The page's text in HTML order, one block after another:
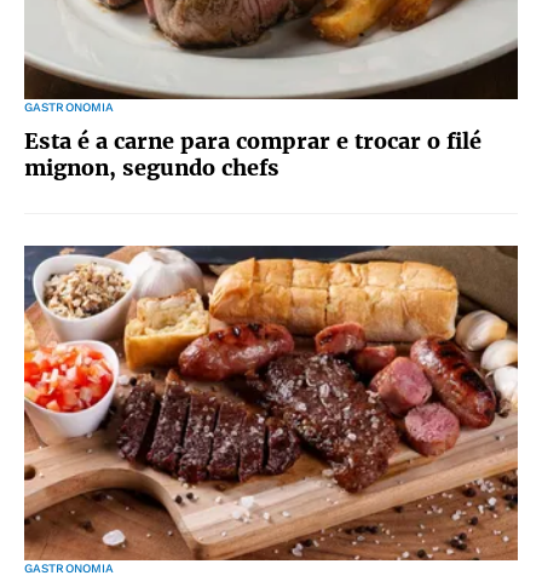
GASTRONOMIA
Esta é a carne para comprar e trocar o filé
mignon, segundo chefs
GASTRONOMIA